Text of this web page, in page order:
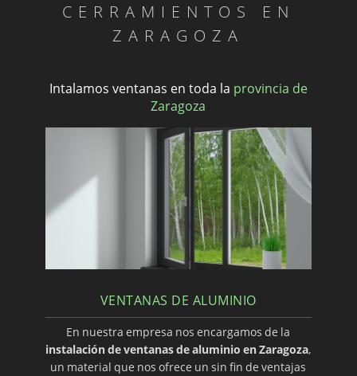
CERRAMIENTOS EN
ZARAGOZA
Intalamos ventanas en toda la provincia de
Zaragoza
VENTANAS DE ALUMINIO
En nuestra empresa nos encargamos de la
instalación de ventanas de aluminio en Zaragoza,
un material que nos ofrece un sin fin de ventajas